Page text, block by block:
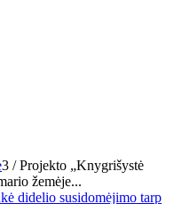
3 / Projekto „Knygrišystė
žemėje...